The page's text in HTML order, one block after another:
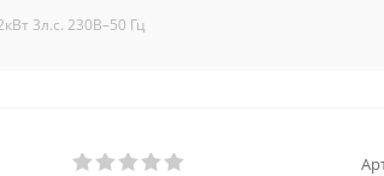
3л.с. 230В–50 Гц